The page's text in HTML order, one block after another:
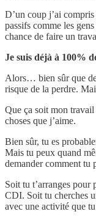
D’un coup j’ai
passifs comme les
chance de faire un
Je suis déjà à 100%
Alors… bien sûr que
risque de la perdre.
Que ça soit mon
choses que j’aime.
Bien sûr, tu es
Mais tu peux quand
demander comment tu
Soit tu t’arranges pour
CDI. Soit tu cherches
avec une activité que